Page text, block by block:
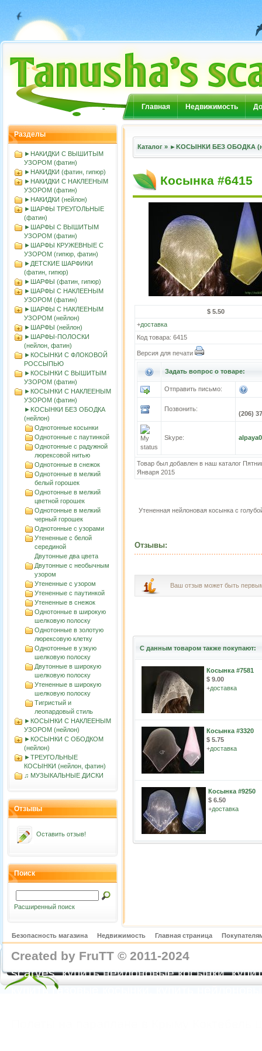
Главная Недвижимость
Разделы
►НАКИДКИ С ВЫШИТЫМ
УЗОРОМ (фатин)
►НАКИДКИ (фатин, гипюр)
►НАКИДКИ С НАКЛЕЕНЫМ
УЗОРОМ (фатин)
►НАКИДКИ (нейлон)
►ШАРФЫ ТРЕУГОЛЬНЫЕ
(фатин)
►ШАРФЫ С ВЫШИТЫМ
УЗОРОМ (фатин)
►ШАРФЫ КРУЖЕВНЫЕ С
УЗОРОМ (гипюр, фатин)
►ДЕТСКИЕ ШАРФИКИ
(фатин, гипюр)
►ШАРФЫ (фатин, гипюр)
►ШАРФЫ С НАКЛЕЕНЫМ
УЗОРОМ (фатин)
►ШАРФЫ С НАКЛЕЕНЫМ
УЗОРОМ (нейлон)
►ШАРФЫ (нейлон)
►ШАРФЫ-ПОЛОСКИ
(нейлон, фатин)
►КОСЫНКИ С ФЛОКОВОЙ
РОССЫПЬЮ
►КОСЫНКИ С ВЫШИТЫМ
УЗОРОМ (фатин)
►КОСЫНКИ С НАКЛЕЕНЫМ
УЗОРОМ (фатин)
►KOСЫНКИ БЕЗ ОБОДКА
(нейлон)
Однотонные косынки
Однотонные с паутинкой
Однотонные с радужной
люрексовой нитью
Однотонные в снежок
Однотонные в мелкий
белый горошек
Однотонные в мелкий
цветной горошек
Однотонные в мелкий
черный горошек
Однотонные с узорами
Утененные с белой
серединой
Двутонные два цвета
Двутонные с необычным
узором
Утененные с узором
Утененные с паутинкой
Утененные в снежок
Однотонные в широкую
шелковую полоску
Однотонные в золотую
люрексовую клетку
Однотонные в узкую
шелковую полоску
Двутонные в широкую
шелковую полоску
Утененные в широкую
шелковую полоску
Тигристый и
леопардовый стиль
►КОСЫНКИ С НАКЛЕЕНЫМ
УЗОРОМ (нейлон)
►КОСЫНКИ С ОБОДКОМ
(нейлон)
►ТРЕУГОЛЬНЫЕ
КОСЫНКИ (нейлон, фатин)
♫ МУЗЫКАЛЬНЫЕ ДИСКИ
Отзывы
Оставить отзыв!
Поиск
Расширенный поиск
Каталог » ►KOСЫНКИ БЕЗ ОБОДКА
Косынка #6415
$ 5.50
+доставка
Код товара: 6415
Версия для печати
Задать вопрос о товаре:
Отправить письмо:
Позвонить:
(206)
Skype:
Товар был добавлен в наш каталог
Января 2015
Утененная нейлоновая косынка с
Отзывы:
Ваш отзыв может быть
С данным товаром также покупают:
Косынка #7581
$ 9.00
+доставка
Косынка #3320
$ 5.75
+доставка
Косынка #9250
$ 6.50
+доставка
Безопасность магазина Недвижимость Главная страница
Created by FruTT © 2011-2024
scarves, купить нейлоновые косынки,
купить газовые косынки, купить